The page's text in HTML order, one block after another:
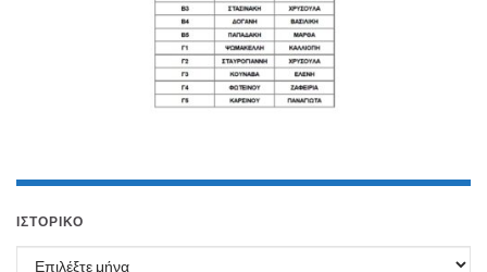
ΙΣΤΟΡΙΚΌ
Ιστορικό